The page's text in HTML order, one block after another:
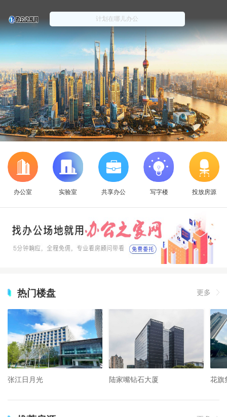
办公室 实验室 共享办公 写字楼 投放房源
热门楼盘 更多
张江日月光 陆家嘴钻石大厦 花旗